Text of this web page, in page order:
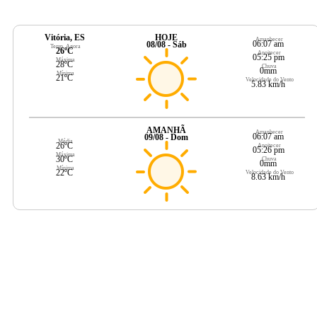
Vitória, ES
Temp. Agora
26ºC
Máxima
28ºC
Mínima
21ºC
HOJE
08/08 - Sáb
Amanhecer
06:07 am
Anoitecer
05:25 pm
Chuva
0mm
Velocidade do Vento
5.83 km/h
Média
26ºC
Máxima
30ºC
Mínima
22ºC
AMANHÃ
09/08 - Dom
Amanhecer
06:07 am
Anoitecer
05:26 pm
Chuva
0mm
Velocidade do Vento
8.63 km/h